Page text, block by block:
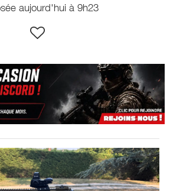
aujourd'hui à 9h23